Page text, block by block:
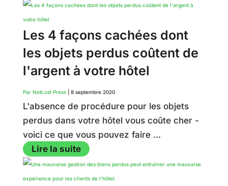
Les 4 façons cachées dont
les objets perdus coûtent de
l'argent à votre hôtel
Par NotLost Press| 8 septembre 2020
L'absence de procédure pour les objets
perdus dans votre hôtel vous coûte cher -
voici ce que vous pouvez faire ...
Lire la suite